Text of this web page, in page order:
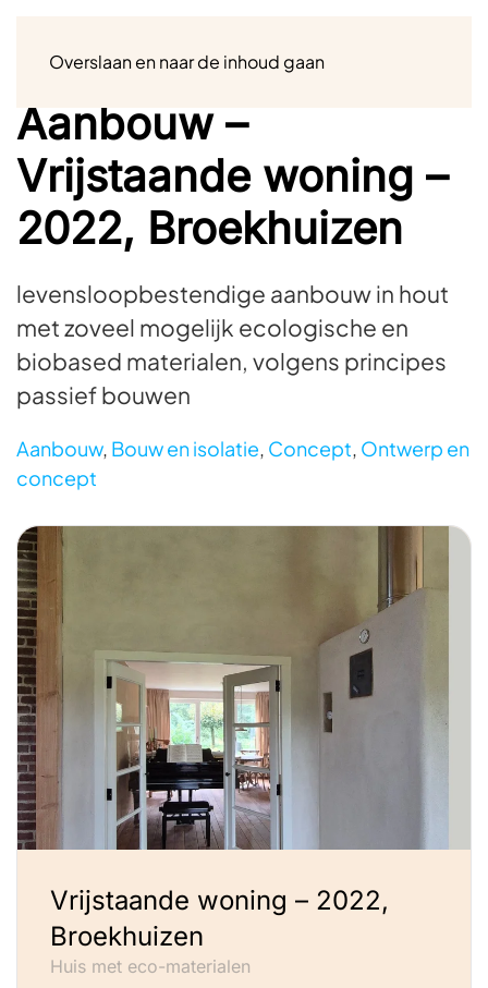
Overslaan en naar de inhoud gaan
Aanbouw –
Vrijstaande woning –
2022, Broekhuizen
levensloopbestendige aanbouw in hout
met zoveel mogelijk ecologische en
biobased materialen, volgens principes
passief bouwen
Aanbouw, Bouw en isolatie, Concept, Ontwerp en
concept
Vrijstaande woning – 2022,
Broekhuizen
Huis met eco-materialen